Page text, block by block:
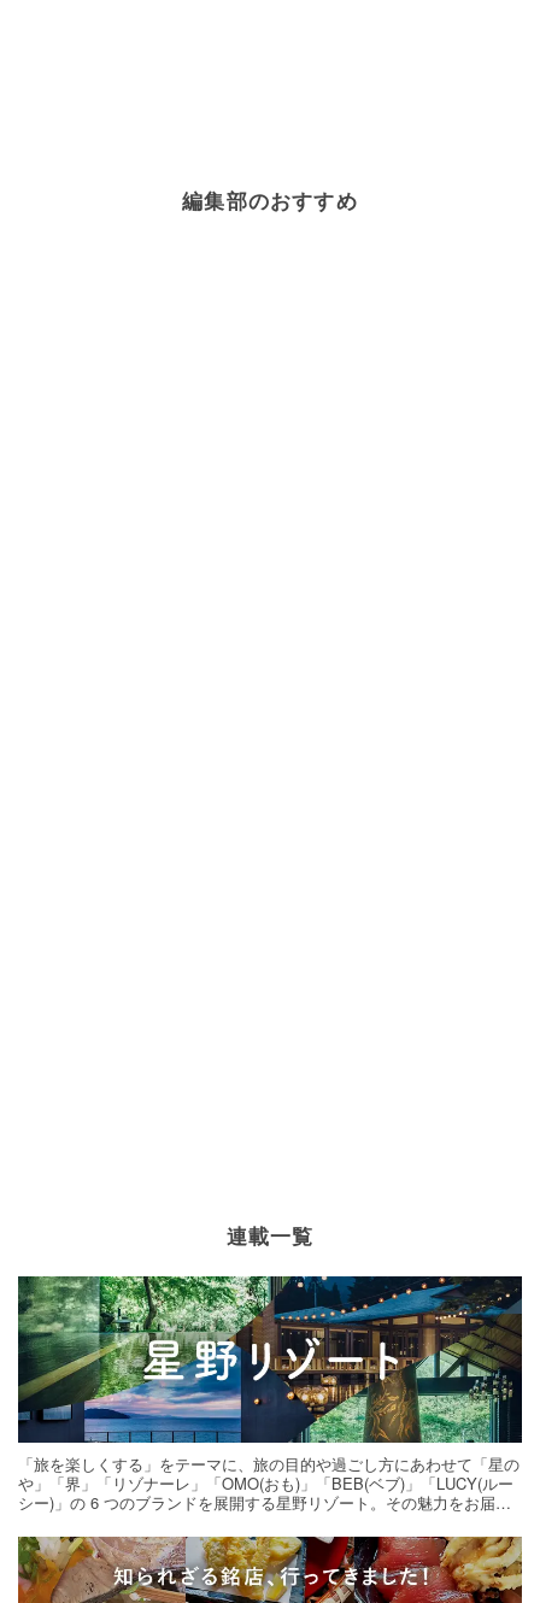
編集部のおすすめ
連載一覧
「旅を楽しくする」をテーマに、旅の目的や過ごし方にあわせて「星の
や」「界」「リゾナーレ」「OMO(おも)」「BEB(ベブ)」「LUCY(ルー
シー)」の 6 つのブランドを展開する星野リゾート。その魅力をお届け